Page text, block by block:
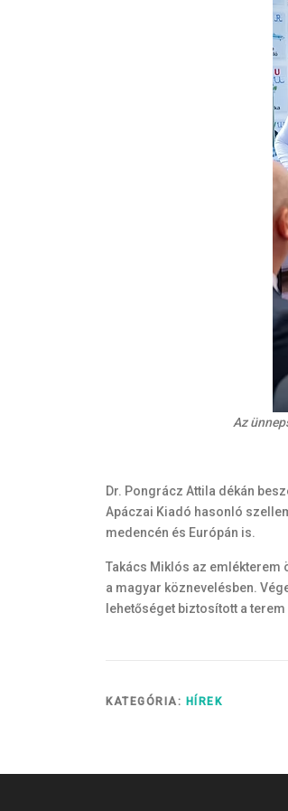
Az
Dr. Pongrácz Attila dékán
Apáczai Kiadó hasonló
medencén és Európán is.
Takács Miklós az emlékterem
a magyar köznevelésben.
lehetőséget biztosított a
KATEGÓRIA: HÍREK